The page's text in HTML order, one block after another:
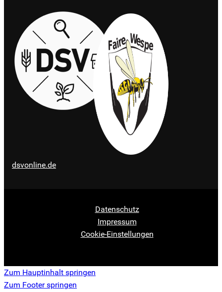
Zum Hauptinhalt springen
Zum Footer springen
dsvonline.de
Datenschutz
Impressum
Cookie-Einstellungen